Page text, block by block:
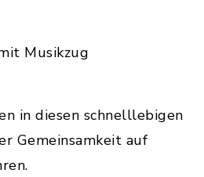
Musikzug
in diesen schnelllebigen
Gemeinsamkeit auf